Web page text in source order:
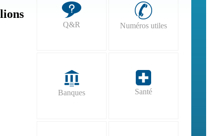
Q&R Numéros utiles
Banques Santé